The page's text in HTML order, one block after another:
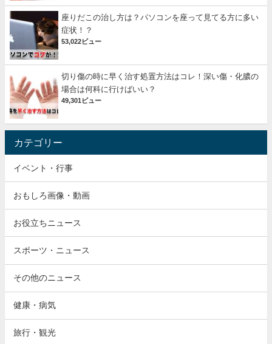
座りだこの治し方は？パソコンを座って見てる方に多い
症状！？
53,022ビュー
切り傷の時に早く治す処置方法はコレ！深い傷・化膿の
場合は何科に行けばいい？
49,301ビュー
カテゴリー
イベント・行事
おもしろ画像・動画
お役立ちニュース
スポーツ・ニュース
その他のニュース
健康・病気
旅行・観光